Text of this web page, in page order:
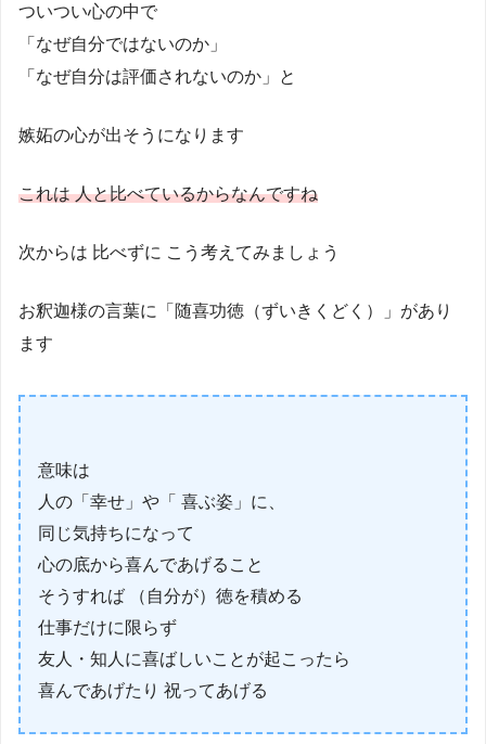
ついつい心の中で
「なぜ自分ではないのか」
「なぜ自分は評価されないのか」と
嫉妬の心が出そうになります
これは 人と比べているからなんですね
次からは 比べずに こう考えてみましょう
お釈迦様の言葉に「随喜功徳（ずいきくどく）」があり
ます
意味は
人の「幸せ」や「 喜ぶ姿」に、
同じ気持ちになって
心の底から喜んであげること
そうすれば （自分が）徳を積める
仕事だけに限らず
友人・知人に喜ばしいことが起こったら
喜んであげたり 祝ってあげる